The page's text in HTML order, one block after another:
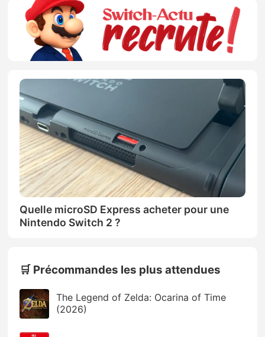
Quelle microSD Express acheter pour une
Nintendo Switch 2 ?
🛒 Précommandes les plus attendues
The Legend of Zelda: Ocarina of Time
(2026)